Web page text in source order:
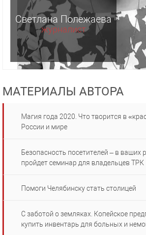
Светлана Полежаева
журналист
МАТЕРИАЛЫ АВТОРА
Магия года 2020. Что творится в
России и мире
Безопасность посетителей – в ваших
пройдет семинар для владельцев ТРК
Помоги Челябинску стать столицей
С заботой о земляках. Копейское
купить инвентарь для больных и